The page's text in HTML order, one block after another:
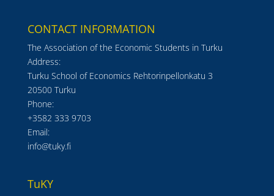
CONTACT INFORMATION
The Association of the Economic Students in Turku
Address:
Turku School of Economics Rehtorinpellonkatu 3
20500 Turku
Phone:
+3582 333 9703
Email:
info@tuky.fi
TuKY